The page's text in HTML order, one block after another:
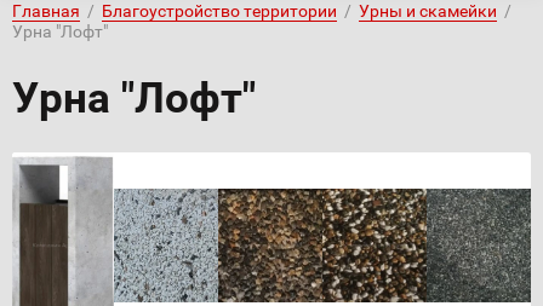
Главная
  /
Благоустройство территории
  /
Урны и скамейки
  /
Урна "Лофт"
Урна "Лофт"